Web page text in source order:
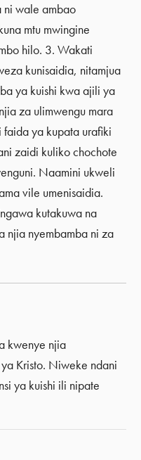
ni wale ambao
mtu mwingine
hilo. 3. Wakati
kunisaidia, nitamjua
ya kuishi kwa ajili ya
za ulimwengu mara
faida ya kupata urafiki
zaidi kuliko chochote
Naamini ukweli
vile umenisaidia.
kutakuwa na
njia nyembamba ni za
kwenye njia
Kristo. Niweke ndani
ya kuishi ili nipate